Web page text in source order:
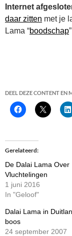
Internet
daar zitten met je
Lama “boodschap
DEEL DEZE CONTENT EN
Gerelateerd
De Dalai Lama Over
Vluchtelingen
1 juni 2016
In "Geloof"
Dalai Lama in
boos
24 september 2007